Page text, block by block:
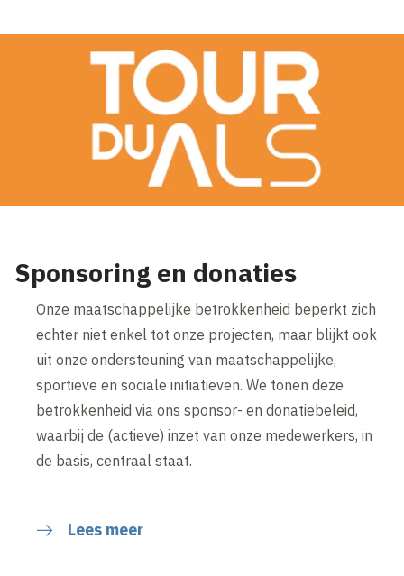
Sponsoring en donaties
Onze maatschappelijke betrokkenheid beperkt zich
echter niet enkel tot onze projecten, maar blijkt ook
uit onze ondersteuning van maatschappelijke,
sportieve en sociale initiatieven. We tonen deze
betrokkenheid via ons sponsor- en donatiebeleid,
waarbij de (actieve) inzet van onze medewerkers, in
de basis, centraal staat.
Lees meer